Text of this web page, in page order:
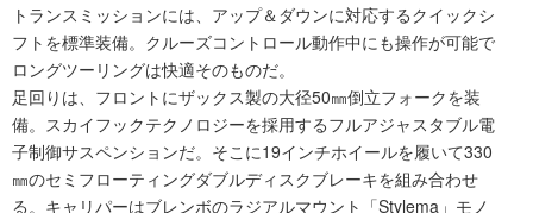
トランスミッションには、アップ＆ダウンに対応するクイックシ
フトを標準装備。クルーズコントロール動作中にも操作が可能で
ロングツーリングは快適そのものだ。
足回りは、フロントにザックス製の大径50㎜倒立フォークを装
備。スカイフックテクノロジーを採用するフルアジャスタブル電
子制御サスペンションだ。そこに19インチホイールを履いて330
㎜のセミフローティングダブルディスクブレーキを組み合わせ
る。キャリパーはブレンボのラジアルマウント「Stylema」モノ